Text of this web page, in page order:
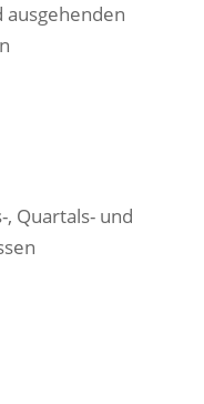
ausgehenden
Quartals- und